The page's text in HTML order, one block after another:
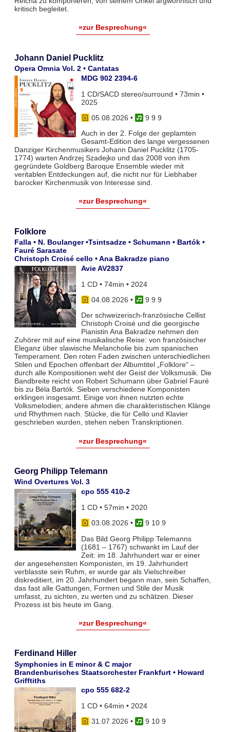
kritisch begleitet.
»zur Besprechung«
Johann Daniel Pucklitz
Opera Omnia Vol. 2 • Cantatas
MDG 902 2394-6
1 CD/SACD stereo/surround • 73min •
2025
05.08.2026 •
9 9 9
Auch in der 2. Folge der geplamten
Gesamt-Edition des lange vergessenen
Danziger Kirchenmusikers Johann Daniel Pucklitz (1705-
1774) warten Andrzej Szadejko und das 2008 von ihm
gegründete Goldberg Baroque Ensemble wieder mit
veritablen Entdeckungen auf, die nicht nur für Liebhaber
barocker Kirchenmusik von Interesse sind.
»zur Besprechung«
Folklore
Falla • N. Boulanger •Tsintsadze • Schumann • Bartók •
Fauré Sarasate
Christoph Croisé cello • Ana Bakradze piano
Avie AV2837
1 CD • 74min • 2024
04.08.2026 •
9 9 9
Der schweizerisch-französische Cellist
Christoph Croisé und die georgische
Pianistin Ana Bakradze nehmen den
Zuhörer mit auf eine musikalische Reise: von französischer
Eleganz über slawische Melancholie bis zum spanischen
Temperament. Den roten Faden zwischen unterschiedlichen
Stilen und Epochen offenbart der Albumtitel „Folklore“ –
durch alle Kompositionen weht der Geist der Volksmusik. Die
Bandbreite reicht von Robert Schumann über Gabriel Fauré
bis zu Béla Bartók. Sieben verschiedene Komponisten
erklingen insgesamt. Einige von ihnen nutzten echte
Volksmelodien; andere ahmen die charakteristischen Klänge
und Rhythmen nach. Stücke, die für Cello und Klavier
geschrieben wurden, stehen neben Transkriptionen.
»zur Besprechung«
Georg Philipp Telemann
Wind Overtures Vol. 3
cpo 555 410-2
1 CD • 57min • 2020
03.08.2026 •
9 10 9
Das Bild Georg Philipp Telemanns
(1681 – 1767) schwankt im Lauf der
Zeit: im 18. Jahrhundert war er einer
der angesehensten Komponisten, im 19. Jahrhundert
verblasste sein Ruhm, er wurde gar als Vielschreiber
diskreditiert, im 20. Jahrhundert begann man, sein Schaffen,
das fast alle Gattungen, Formen und Stile der Musik
umfasst, zu sichten, zu werten und zu schätzen. Dieser
Prozess ist bis heute im Gang.
»zur Besprechung«
Ferdinand Hiller
Symphonies in E minor & C major
Brandenburisches Staatsorchester Frankfurt • Howard
Grifftiths
cpo 555 682-2
1 CD • 64min • 2024
31.07.2026 •
9 10 9